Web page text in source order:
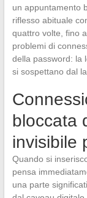
un appuntamento
riflesso abituale
quattro volte, fino
problemi di
della password: la
si sospettano dal
bloccata
invisibile
Quando si
pensa
una parte